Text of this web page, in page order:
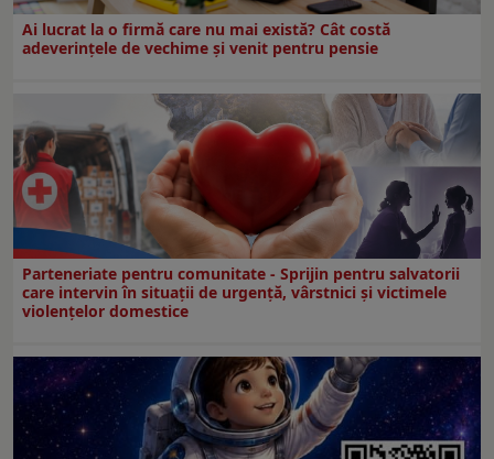
Ai lucrat la o firmă care nu mai există? Cât costă
adeverințele de vechime și venit pentru pensie
Parteneriate pentru comunitate - Sprijin pentru salvatorii
care intervin în situații de urgență, vârstnici și victimele
violențelor domestice